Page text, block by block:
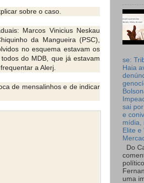
sobre o caso.
Marcos Vinicius Neskau
da Mangueira (PSC),
no esquema estavam os
do MDB, que já estavam
a Alerj.
de mensalinhos e de indicar
se:
Haia
sai
e
mídia,
Elite e
Do
uma